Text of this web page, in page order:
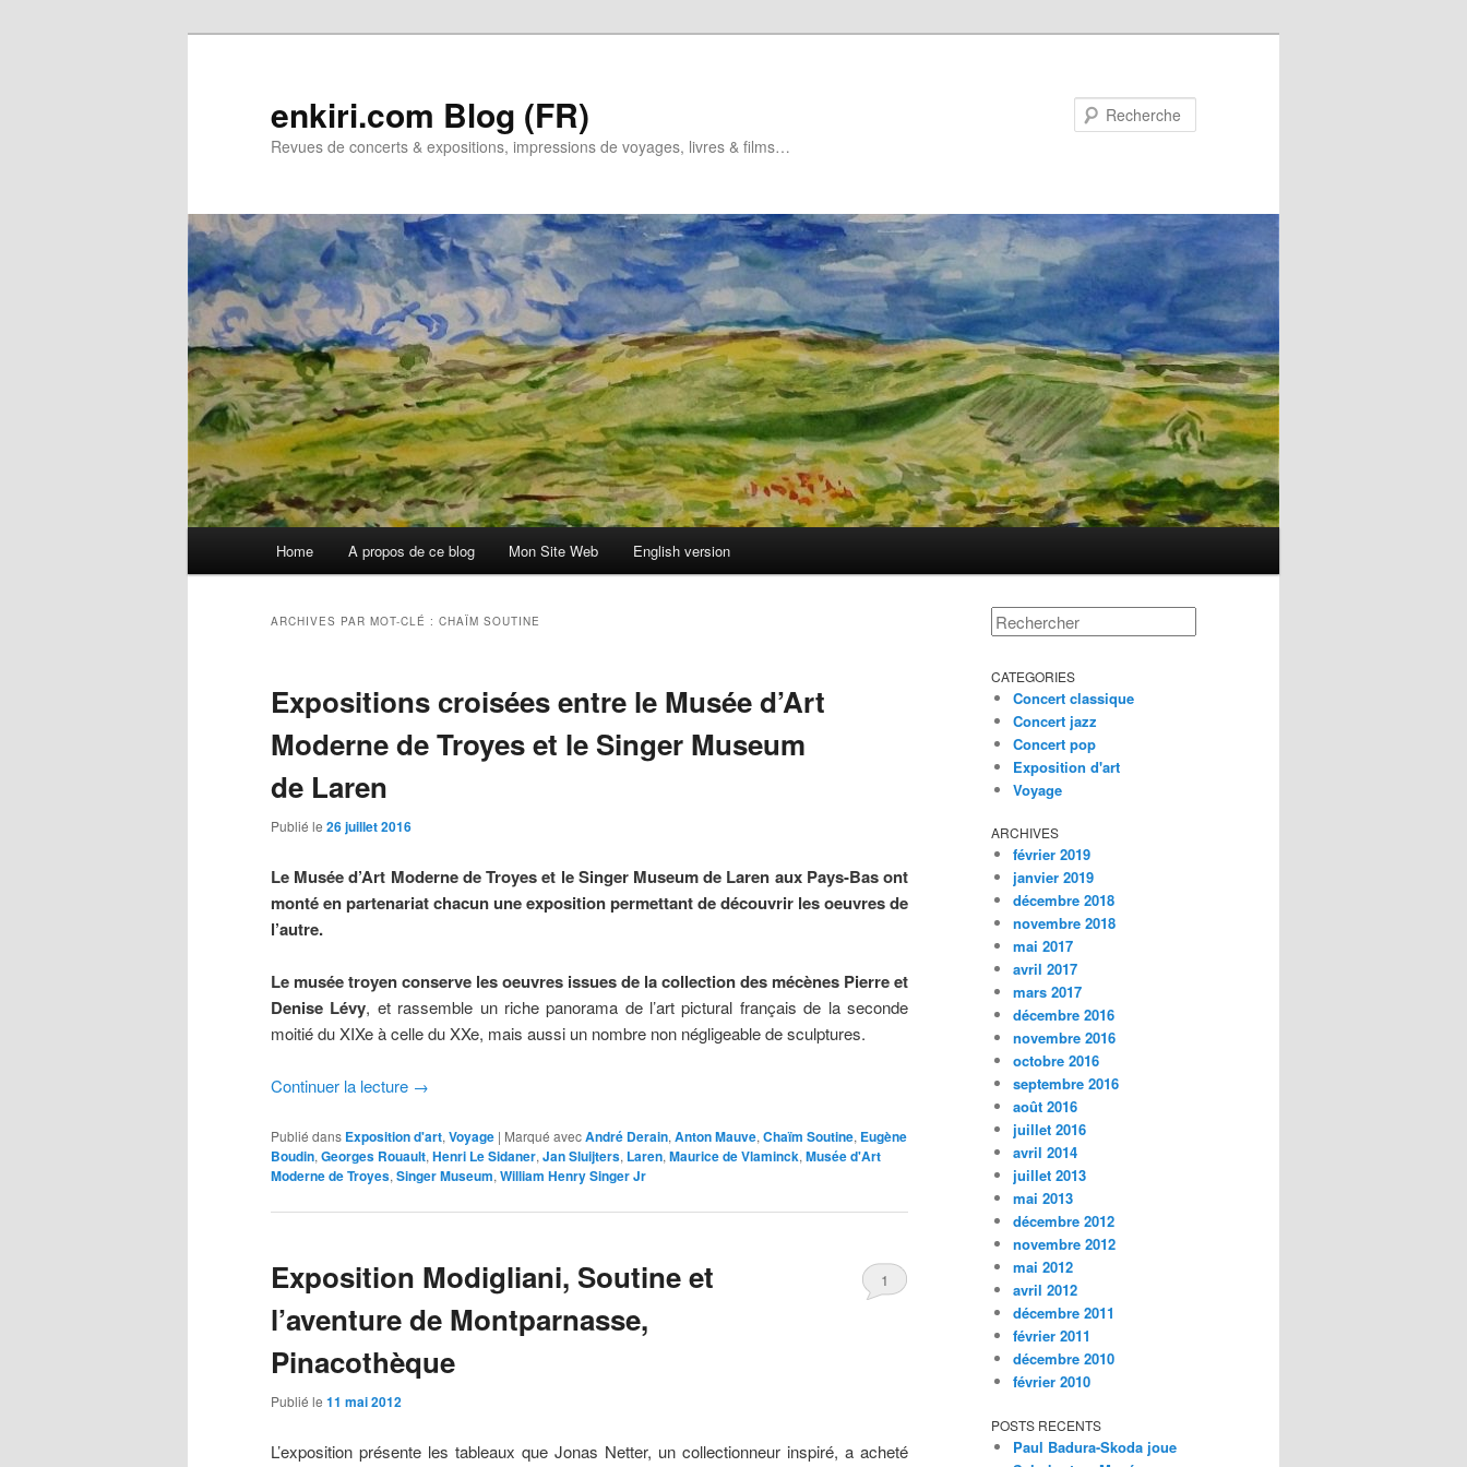
enkiri.com Blog (FR)
Revues de concerts & expositions, impressions de voyages, livres & films…
Home A propos de ce blog Mon Site Web English version
ARCHIVES PAR MOT-CLÉ : CHAÏM SOUTINE
Expositions croisées entre le Musée d’Art
Moderne de Troyes et le Singer Museum
de Laren
Publié le 26 juillet 2016
Le Musée d’Art Moderne de Troyes et le Singer Museum de Laren aux Pays-Bas ont
monté en partenariat chacun une exposition permettant de découvrir les oeuvres de
l’autre.
Le musée troyen conserve les oeuvres issues de la collection des mécènes Pierre et
Denise Lévy, et rassemble un riche panorama de l’art pictural français de la seconde
moitié du XIXe à celle du XXe, mais aussi un nombre non négligeable de sculptures.
Continuer la lecture →
Publié dans Exposition d'art, Voyage | Marqué avecAndré Derain, Anton Mauve, Chaïm Soutine, Eugène
Boudin, Georges Rouault, Henri Le Sidaner, Jan Sluijters, Laren, Maurice de Vlaminck, Musée d'Art
Moderne de Troyes, Singer Museum, William Henry Singer Jr
Exposition Modigliani, Soutine et
l’aventure de Montparnasse,
Pinacothèque
Publié le 11 mai 2012
1
L’exposition présente les tableaux que Jonas Netter, un collectionneur inspiré, a acheté
Rechercher
CATEGORIES
Concert classique
Concert jazz
Concert pop
Exposition d'art
Voyage
ARCHIVES
février 2019
janvier 2019
décembre 2018
novembre 2018
mai 2017
avril 2017
mars 2017
décembre 2016
novembre 2016
octobre 2016
septembre 2016
août 2016
juillet 2016
avril 2014
juillet 2013
mai 2013
décembre 2012
novembre 2012
mai 2012
avril 2012
décembre 2011
février 2011
décembre 2010
février 2010
POSTS RECENTS
Paul Badura-Skoda joue